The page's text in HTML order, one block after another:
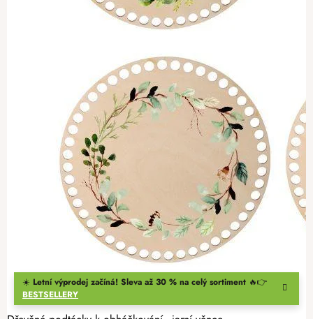
☀️ Letní výprodej začíná! Sleva až 30 % na celý sortiment 🔥👉
BESTSELLERY